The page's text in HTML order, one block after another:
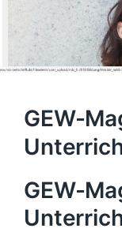
GEW-
GEW-